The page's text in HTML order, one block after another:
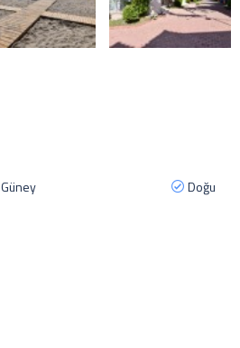
Güney Doğu